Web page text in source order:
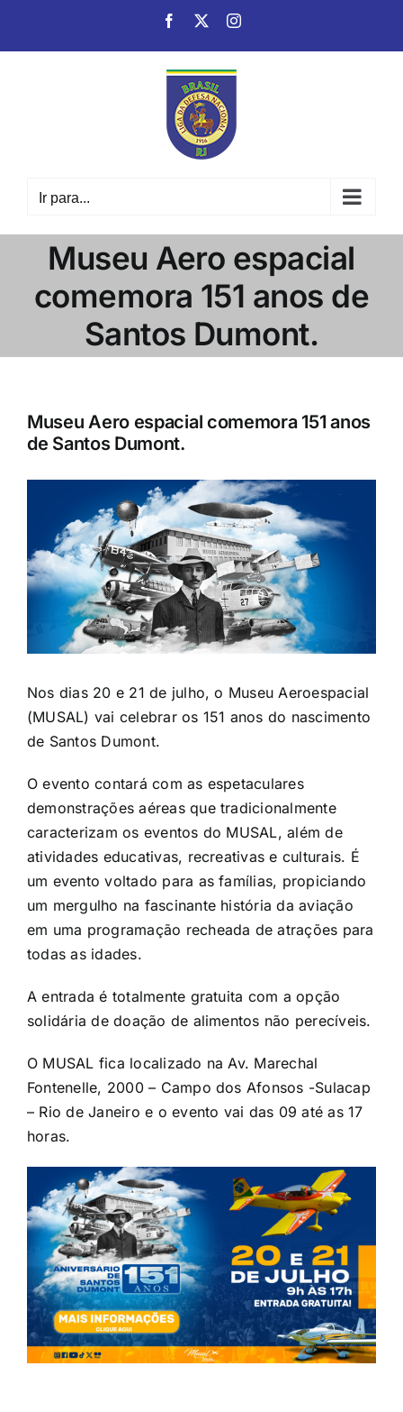
Facebook Instagram
Ir para...
Museu Aero espacial
comemora 151 anos de
Santos Dumont.
Museu Aero espacial comemora 151 anos
de Santos Dumont.
Imagem
Maior
Nos dias 20 e 21 de julho, o Museu Aeroespacial
(MUSAL) vai celebrar os 151 anos do nascimento
de Santos Dumont.
O evento contará com as espetaculares
demonstrações aéreas que tradicionalmente
caracterizam os eventos do MUSAL, além de
atividades educativas, recreativas e culturais. É
um evento voltado para as famílias, propiciando
um mergulho na fascinante história da aviação
em uma programação recheada de atrações para
todas as idades.
A entrada é totalmente gratuita com a opção
solidária de doação de alimentos não perecíveis.
O MUSAL fica localizado na Av. Marechal
Fontenelle, 2000 – Campo dos Afonsos -Sulacap
– Rio de Janeiro e o evento vai das 09 até as 17
horas.